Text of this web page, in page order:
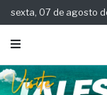
sexta, 07 de agosto